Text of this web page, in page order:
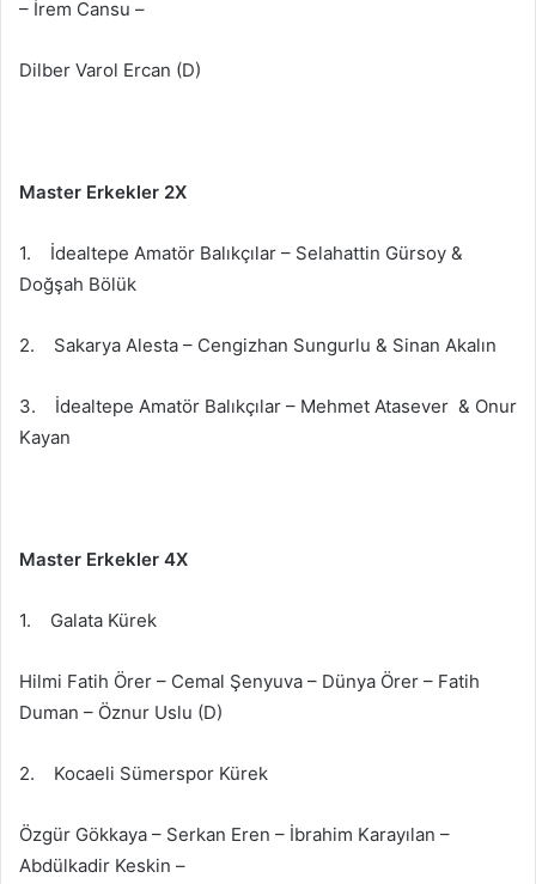
– İrem Cansu –
Dilber Varol Ercan (D)
Master Erkekler 2X
1. İdealtepe Amatör Balıkçılar – Selahattin Gürsoy &
Doğşah Bölük
2. Sakarya Alesta – Cengizhan Sungurlu & Sinan Akalın
3. İdealtepe Amatör Balıkçılar – Mehmet Atasever & Onur
Kayan
Master Erkekler 4X
1. Galata Kürek
Hilmi Fatih Örer – Cemal Şenyuva – Dünya Örer – Fatih
Duman – Öznur Uslu (D)
2. Kocaeli Sümerspor Kürek
Özgür Gökkaya – Serkan Eren – İbrahim Karayılan –
Abdülkadir Keskin –